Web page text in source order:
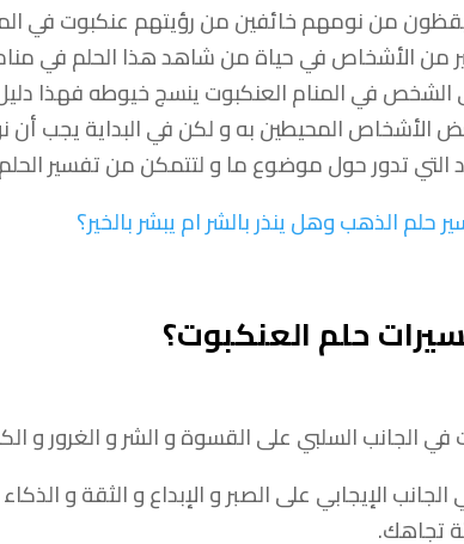
من نومهم خائفين من رؤيتهم عنكبوت في
من الأشخاص في حياة من شاهد هذا الحلم في
الشخص في المنام العنكبوت ينسج خيوطه فهذا
الأشخاص المحيطين به و لكن في البداية
تدور حول موضوع ما و لتتمكن من تفسير الحلم
حلم الذهب وهل ينذر بالشر ام يبشر بالخير؟
حلم العنكبوت؟
الجانب السلبي على القسوة و الشر و الغرور و
الإيجابي على الصبر و الإبداع و الثقة و
تجاهك.